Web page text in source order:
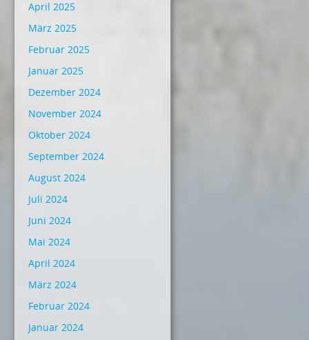
April 2025
März 2025
Februar 2025
Januar 2025
Dezember 2024
November 2024
Oktober 2024
September 2024
August 2024
Juli 2024
Juni 2024
Mai 2024
April 2024
März 2024
Februar 2024
Januar 2024